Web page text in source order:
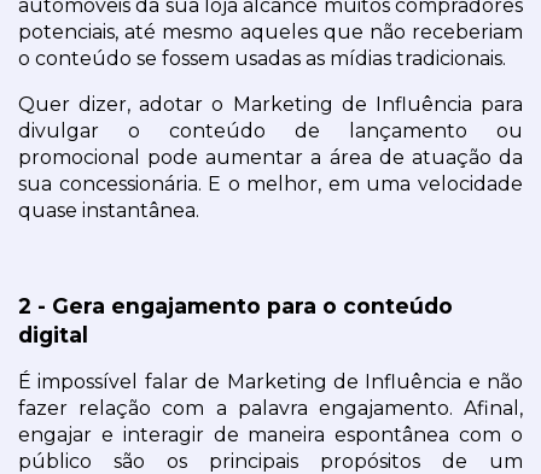
automóveis da sua loja alcance muitos compradores
potenciais, até mesmo aqueles que não receberiam
o conteúdo se fossem usadas as mídias tradicionais.
Quer dizer, adotar o Marketing de Influência para
divulgar o conteúdo de lançamento ou
promocional pode aumentar a área de atuação da
sua concessionária. E o melhor, em uma velocidade
quase instantânea.
2 - Gera engajamento para o conteúdo
digital
É impossível falar de Marketing de Influência e não
fazer relação com a palavra engajamento. Afinal,
engajar e interagir de maneira espontânea com o
público são os principais propósitos de um